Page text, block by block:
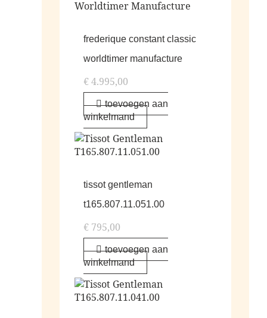
frederique constant classic
worldtimer manufacture
€4.995,00
toevoegen aan
winkelmand
tissot gentleman
t165.807.11.051.00
€ 795,00
toevoegen aan
winkelmand